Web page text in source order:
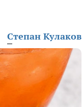
Степан Кулаков